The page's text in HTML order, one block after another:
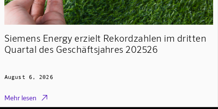
Siemens Energy erzielt Rekordzahlen im dritten
Quartal des Geschäftsjahres 202526
August 6, 2026
Mehr lesen 